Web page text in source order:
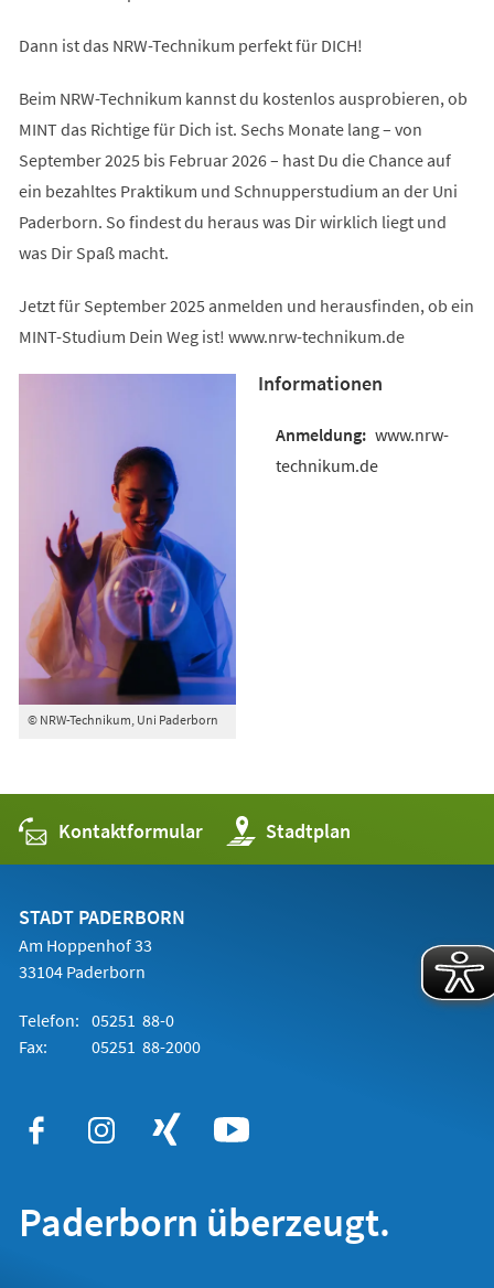
Dann ist das NRW-Technikum perfekt für DICH!
Beim NRW-Technikum kannst du kostenlos ausprobieren, ob
MINT das Richtige für Dich ist. Sechs Monate lang – von
September 2025 bis Februar 2026 – hast Du die Chance auf
ein bezahltes Praktikum und Schnupperstudium an der Uni
Paderborn. So findest du heraus was Dir wirklich liegt und
was Dir Spaß macht.
Jetzt für September 2025 anmelden und herausfinden, ob ein
MINT-Studium Dein Weg ist! www.nrw-technikum.de
© NRW-Technikum, Uni Paderborn
Informationen
www.nrw-
technikum.de
Kontaktformular Stadtplan
(Öffnet
in
einem
STADT PADERBORN
Am Hoppenhof 33
33104 Paderborn
Telefon: 05251 88-0
Fax:
05251 88-2000
Paderborn überzeugt.